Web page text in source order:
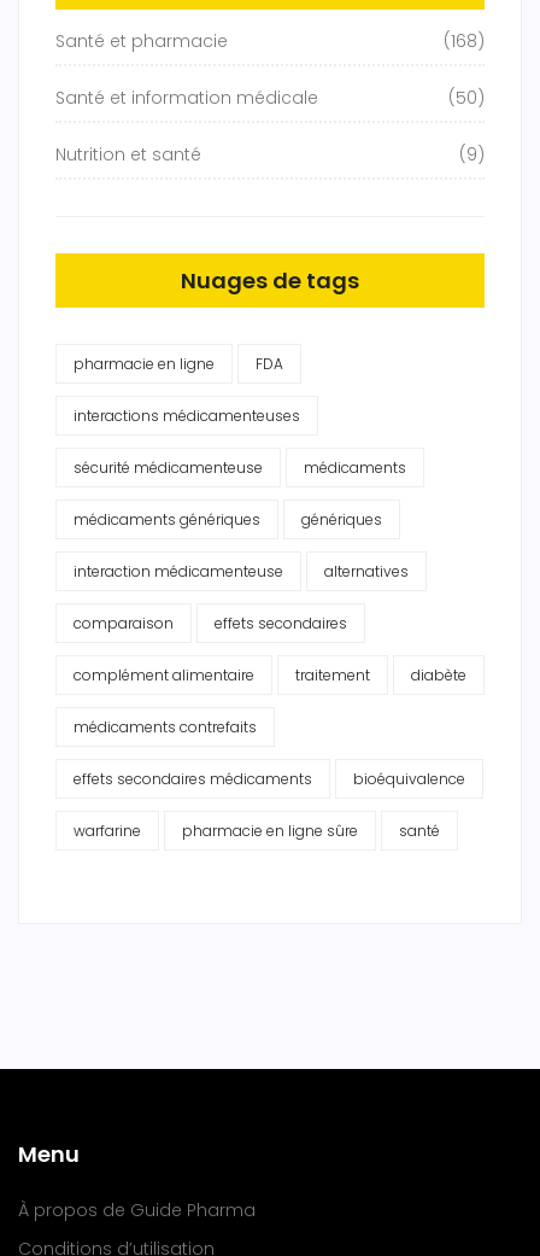
Santé et pharmacie (168)
Santé et information médicale (50)
Nutrition et santé (9)
Nuages de tags
pharmacie en ligne FDA
interactions médicamenteuses
sécurité médicamenteuse médicaments
médicaments génériques génériques
interaction médicamenteuse alternatives
comparaison effets secondaires
complément alimentaire traitement diabète
médicaments contrefaits
effets secondaires médicaments bioéquivalence
warfarine pharmacie en ligne sûre santé
Menu
À propos de Guide Pharma
Conditions d’utilisation